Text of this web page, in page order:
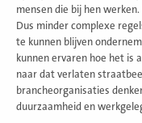
mensen die bij hen
Dus minder complexe
te kunnen blijven
kunnen ervaren hoe het is
naar dat verlaten
brancheorganisaties
duurzaamheid en